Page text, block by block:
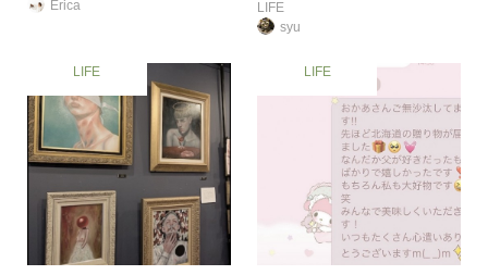
Erica
LIFE
syu
LIFE LIFE